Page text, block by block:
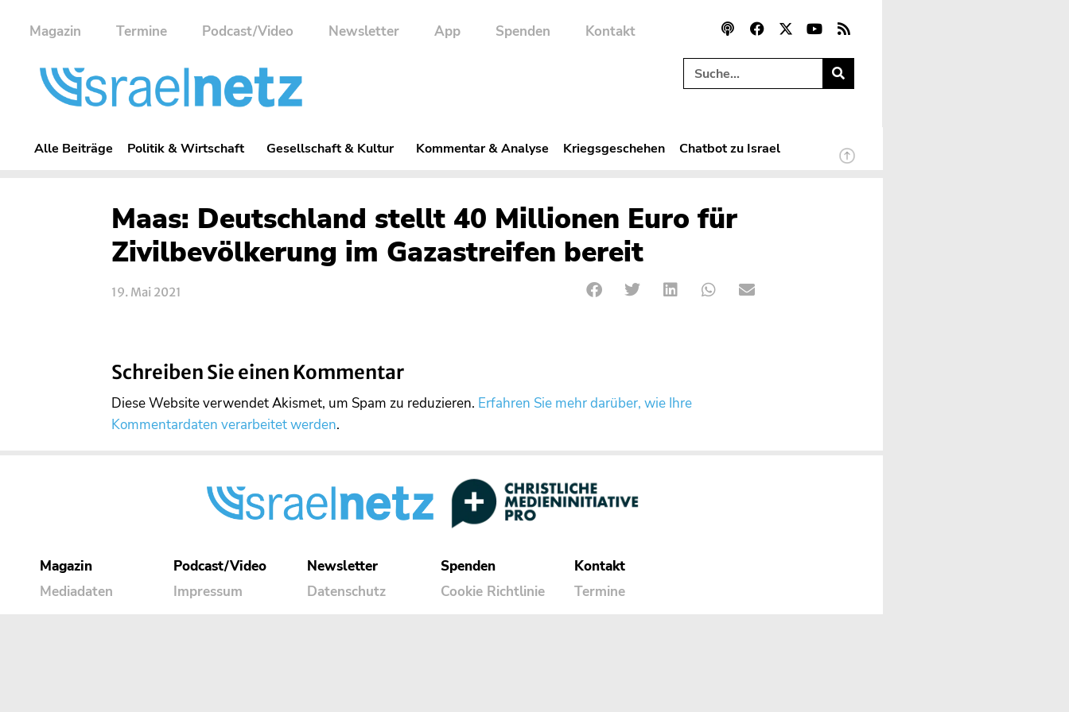
Magazin Termine Podcast/Video Newsletter App Spenden Kontakt
Alle Beiträge Politik & Wirtschaft Gesellschaft & Kultur Kommentar & Analyse Kriegsgeschehen Chatbot zu Israel
Maas: Deutschland stellt 40 Millionen Euro für
Zivilbevölkerung im Gazastreifen bereit
19. Mai 2021
Schreiben Sie einen Kommentar
Diese Website verwendet Akismet, um Spam zu reduzieren. Erfahren Sie mehr darüber, wie Ihre
Kommentardaten verarbeitet werden.
Magazin
Mediadaten
Podcast/Video
Impressum
Newsletter
Datenschutz
Spenden
Cookie Richtlinie
Kontakt
Termine